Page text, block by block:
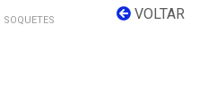
VOLTAR
SOQUETES